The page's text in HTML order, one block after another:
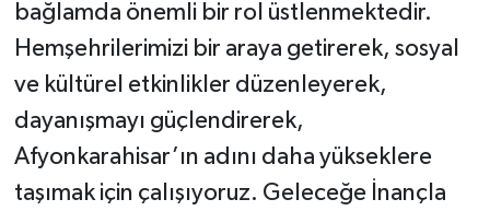
bağlamda önemli bir rol üstlenmektedir.
Hemşehrilerimizi bir araya getirerek, sosyal
ve kültürel etkinlikler düzenleyerek,
dayanışmayı güçlendirerek,
Afyonkarahisar’ın adını daha yükseklere
taşımak için çalışıyoruz. Geleceğe İnançla